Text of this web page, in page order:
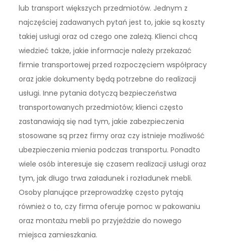
lub transport większych przedmiotów. Jednym z
najczęściej zadawanych pytań jest to, jakie są koszty
takiej usługi oraz od czego one zależą. Klienci chcą
wiedzieć także, jakie informacje należy przekazać
firmie transportowej przed rozpoczęciem współpracy
oraz jakie dokumenty będą potrzebne do realizacji
usługi. Inne pytania dotyczą bezpieczeństwa
transportowanych przedmiotów; klienci często
zastanawiają się nad tym, jakie zabezpieczenia
stosowane są przez firmy oraz czy istnieje możliwość
ubezpieczenia mienia podczas transportu. Ponadto
wiele osób interesuje się czasem realizacji usługi oraz
tym, jak długo trwa załadunek i rozładunek mebli.
Osoby planujące przeprowadzkę często pytają
również o to, czy firma oferuje pomoc w pakowaniu
oraz montażu mebli po przyjeździe do nowego
miejsca zamieszkania.